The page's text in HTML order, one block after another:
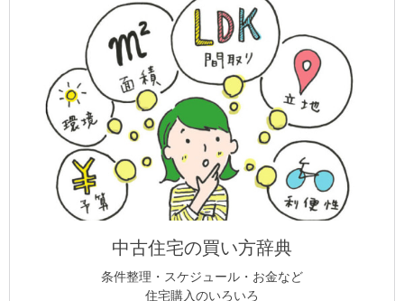
中古住宅の買い方辞典
条件整理・スケジュール・お金など
住宅購入のいろいろ